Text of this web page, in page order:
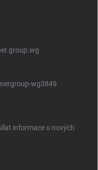
wg3849
informace o nových